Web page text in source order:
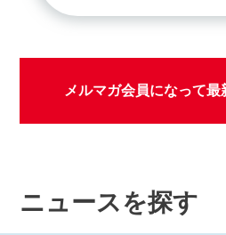
メルマガ会員になって最
ニュースを探す